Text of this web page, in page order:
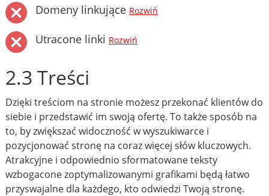
Domeny linkujące Rozwiń
Utracone linki Rozwiń
2.3 Treści
Dzięki treściom na stronie możesz przekonać klientów do
siebie i przedstawić im swoją ofertę. To także sposób na
to, by zwiększać widoczność w wyszukiwarce i
pozycjonować stronę na coraz więcej słów kluczowych.
Atrakcyjne i odpowiednio sformatowane teksty
wzbogacone zoptymalizowanymi grafikami będą łatwo
przyswajalne dla każdego, kto odwiedzi Twoją stronę.